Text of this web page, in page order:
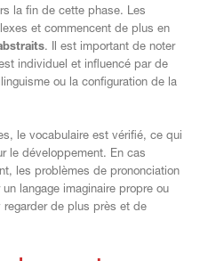
la fin de cette phase. Les
et commencent de plus en
. Il est important de noter
individuel et influencé par de
ou la configuration de la
le vocabulaire est vérifié, ce qui
le développement. En cas
les problèmes de prononciation
langage imaginaire propre ou
regarder de plus près et de